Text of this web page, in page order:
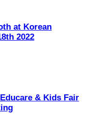
at Korean
2022
& Kids Fair